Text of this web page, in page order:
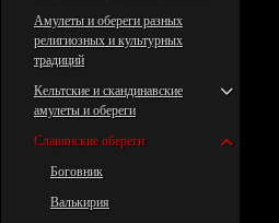
Амулеты и обереги разных
религиозных и культурных
традиций
Кельтские и скандинавские
амулеты и обереги
Славянские обереги
Боговник
Валькирия